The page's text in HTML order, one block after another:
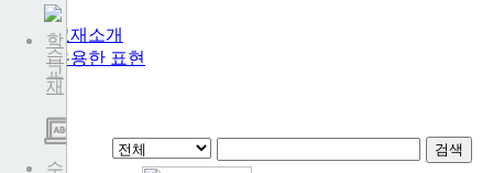
학
습
교
재
수
교재소개
유용한 표현
검색